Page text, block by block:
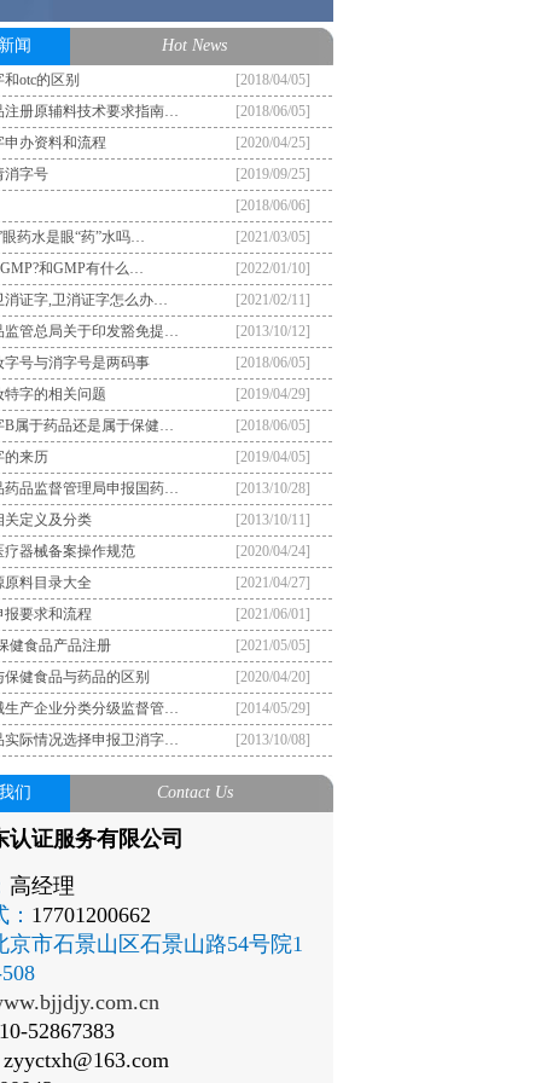
闻 Hot News
和otc的区别
[2018/04/05]
注册原辅料技术要求指南…
[2018/06/05]
申办资料和流程
[2020/04/25]
消字号
[2019/09/25]
[2018/06/06]
眼药水是眼“药”水吗…
[2021/03/05]
和GMP有什么…
[2022/01/10]
消证字,卫消证字怎么办…
[2021/02/11]
监管总局关于印发豁免提…
[2013/10/12]
字号与消字号是两码事
[2018/06/05]
特字的相关问题
[2019/04/29]
B属于药品还是属于保健…
[2018/06/05]
的来历
[2019/04/05]
药品监督管理局申报国药…
[2013/10/28]
关定义及分类
[2013/10/11]
疗器械备案操作规范
[2020/04/24]
原料目录大全
[2021/04/27]
报要求和流程
[2021/06/01]
健食品产品注册
[2021/05/05]
保健食品与药品的区别
[2020/04/20]
生产企业分类分级监督管…
[2014/05/29]
实际情况选择申报卫消字…
[2013/10/08]
们 Contact Us
认证服务有限公司
高经理
17701200662
京市石景山区石景山路54号院1
52867383
zyyctxh@163.com